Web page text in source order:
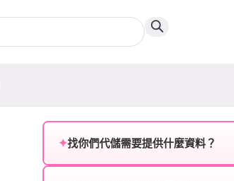
✦找你們代儲需要提供什麼資料？